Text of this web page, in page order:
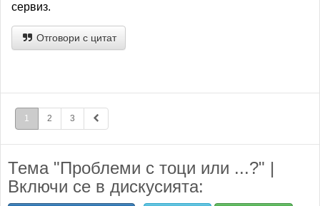
сервиз.
Отговори с цитат
1 2 3
Тема "Проблеми с тоци или ...?" |
Включи се в дискусията: